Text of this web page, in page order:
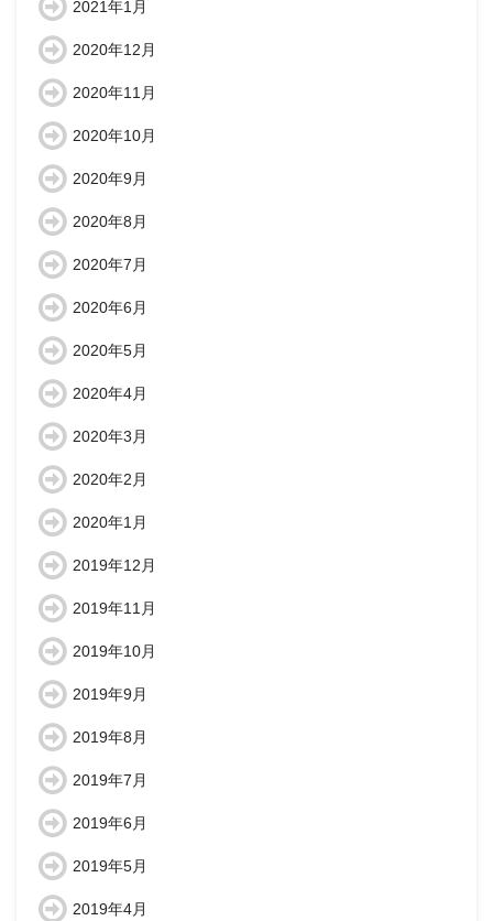
2021年1月
2020年12月
2020年11月
2020年10月
2020年9月
2020年8月
2020年7月
2020年6月
2020年5月
2020年4月
2020年3月
2020年2月
2020年1月
2019年12月
2019年11月
2019年10月
2019年9月
2019年8月
2019年7月
2019年6月
2019年5月
2019年4月